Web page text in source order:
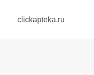
clickapteka.ru